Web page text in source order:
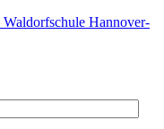
Waldorfschule Hannover-